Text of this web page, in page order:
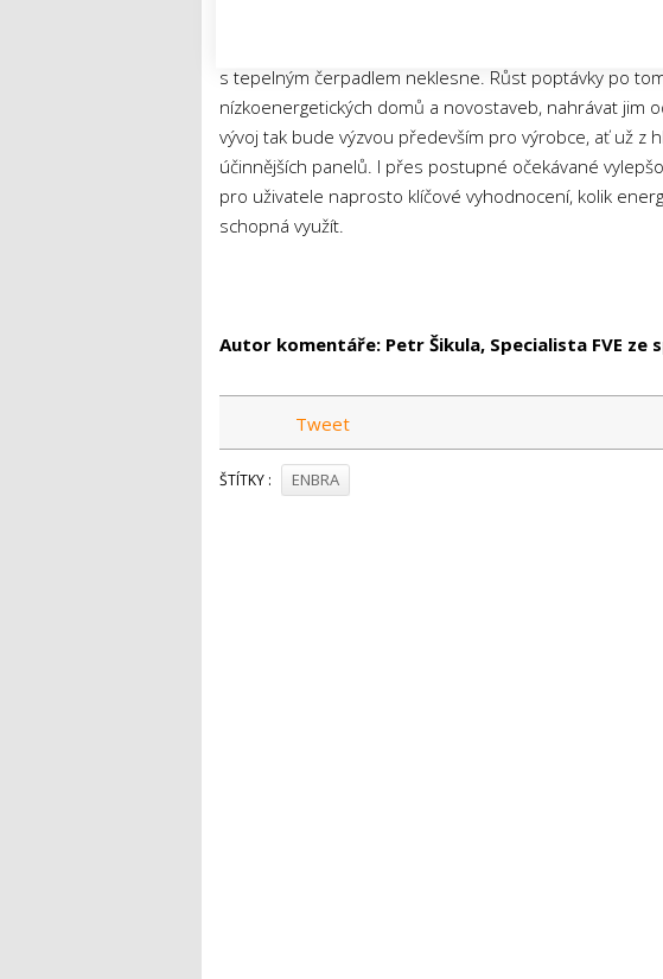
s tepelným čerpadlem neklesne. Růst poptávky po
nízkoenergetických domů a novostaveb, nahrávat jim
vývoj tak bude výzvou především pro výrobce, ať už z
účinnějších panelů. I přes postupné očekávané
pro uživatele naprosto klíčové vyhodnocení, kolik
schopná využít.
Autor komentáře: Petr Šikula, Specialista FVE ze
Tweet
ŠTÍTKY : ENBRA